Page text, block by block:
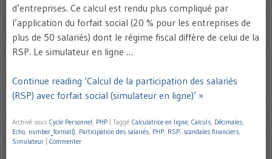
d’entreprises. Ce calcul est rendu plus compliqué par
l’application du forfait social (20 % pour les entreprises de
plus de 50 salariés) dont le régime fiscal diffère de celui de la
RSP. Le simulateur en ligne …
Continue reading ‘Calcul de la participation des salariés
(RSP) avec forfait social (simulateur en ligne)’ »
Archivé sous Cycle Personnel PHP Taggé Calculatrice en ligne Calculs Décimales
Echo number_format() Participation des salariés PHP RSP scandales financiers
Simulateur
Commenter